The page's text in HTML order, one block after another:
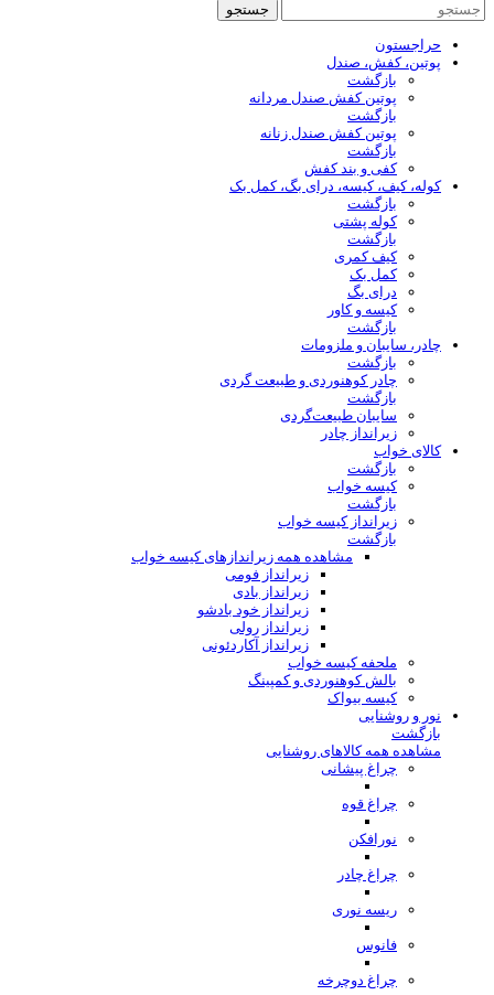
جستجو
حراجستون
پوتین، کفش، صندل
بازگشت
پوتین کفش صندل مردانه
بازگشت
پوتین کفش صندل زنانه
بازگشت
کفی و بند کفش
کوله، کیف، کیسه، درای بگ، کمل بک
بازگشت
کوله پشتی
بازگشت
کیف کمری
کمل بک
درای بگ
کیسه و کاور
بازگشت
چادر، سایبان و ملزومات
بازگشت
چادر کوهنوردی و طبیعت گردی
بازگشت
سایبان طبیعت‌گردی
زیرانداز چادر
کالای خواب
بازگشت
کیسه خواب
بازگشت
زیرانداز کیسه خواب
بازگشت
مشاهده همه زیراندازهای کیسه خواب
زیرانداز فومی
زیرانداز بادی
زیرانداز خود بادشو
زیرانداز رولی
زیرانداز آکاردئونی
ملحفه کیسه خواب
بالش کوهنوردی و کمپینگ
کیسه بیواک
نور و روشنایی
بازگشت
مشاهده همه کالاهای روشنایی
چراغ پیشانی
چراغ قوه
نورافکن
چراغ چادر
ریسه نوری
فانوس
چراغ دوچرخه